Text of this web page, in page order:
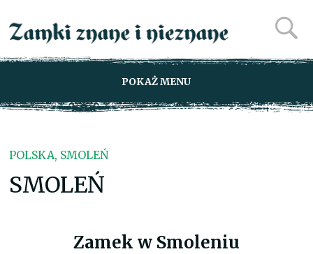
POKAŻ MENU
POLSKA, SMOLEŃ
SMOLEŃ
Zamek w Smoleniu